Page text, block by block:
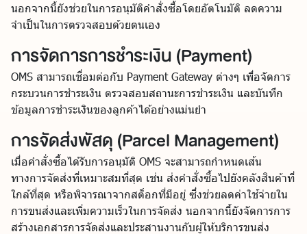
นอกจากนี้ยังช่วยในการอนุมัติคำสั่งซื้อโดยอัตโนมัติ ลดความ
จำเป็นในการตรวจสอบด้วยตนเอง
การจัดการการชำระเงิน (Payment)
OMS สามารถเชื่อมต่อกับ Payment Gateway ต่างๆ เพื่อจัดการ
กระบวนการชำระเงิน ตรวจสอบสถานะการชำระเงิน และบันทึก
ข้อมูลการชำระเงินของลูกค้าได้อย่างแม่นยำ
การจัดส่งพัสดุ (Parcel Management)
เมื่อคำสั่งซื้อได้รับการอนุมัติ OMS จะสามารถกำหนดเส้น
ทางการจัดส่งที่เหมาะสมที่สุด เช่น ส่งคำสั่งซื้อไปยังคลังสินค้าที่
ใกล้ที่สุด หรือพิจารณาจากสต็อกที่มีอยู่ ซึ่งช่วยลดค่าใช้จ่ายใน
การขนส่งและเพิ่มความเร็วในการจัดส่ง นอกจากนี้ยังจัดการการ
สร้างเอกสารการจัดส่งและประสานงานกับผู้ให้บริการขนส่ง